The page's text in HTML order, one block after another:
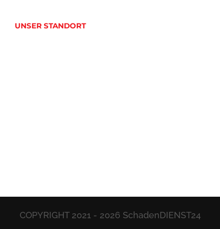
UNSER STANDORT
COPYRIGHT 2021 - 2026 SchadenDIENST24